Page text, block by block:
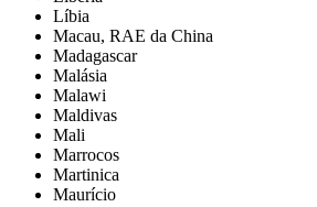
Líbia
Macau, RAE da China
Madagascar
Malásia
Malawi
Maldivas
Mali
Marrocos
Martinica
Maurício